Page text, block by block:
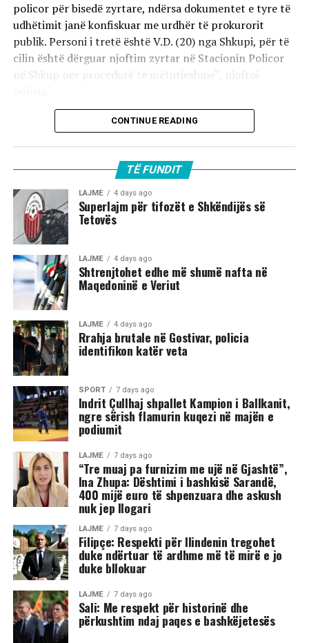
policor për bisedë zyrtare, ndërsa dokumentet e tyre të
udhëtimit janë konfiskuar me urdhër të prokurorit
publik. Personi i tretë është V.D. (20) nga Shkupi, për të
cilin është dërguar njoftim zyrtar në Stacionin Policor
në Shkup për procedurë të mëtutjeshme“, njoftoi
Ata theksojnë se ndaj të treve do të zbatohet një
procedurë e përshpejtuar para gjykatës sapo të
autoriteteve, sulmi ka ndodhur në orët e para të
mëngjesit të 2 gushtit në rrugën „Borçe Jovanoski“, ku
dy të rinj janë goditur me mjete dhe shkopinj druri.
Në rrjetet sociale u shfaq një video-incizim shqetësues
nga Gostivari, në të cilin shfaqet një përleshje e ashpër
fizike mes një grupi më të madh të rinjsh.
Sipas informacioneve të publikuara, gjatë rrahjes, njëri
nga djemtë është goditur në pjesën e kokës, pas së cilës
ka rënë në tokë dhe ka mbetur i palëvizshëm.
Përkundër faktit se po shtrihej në rrugë, në incizim
shihet se sulmi ka vazhduar me goditje të shumta ndaj
trupit të tij, gjë që ka shkaktuar reagime dhe dënime të
ashpra në rrjetet sociale.(INA)
CONTINUE READING
TË FUNDIT
LAJME 4 days ago
Superlajm për tifozët e Shkëndijës së
Tetovës
LAJME 4 days ago
Shtrenjtohet edhe më shumë nafta në
Maqedoninë e Veriut
LAJME 4 days ago
Rrahja brutale në Gostivar, policia
identifikon katër veta
SPORT 7 days ago
Indrit Çullhaj shpallet Kampion i Ballkanit,
ngre sërish flamurin kuqezi në majën e
podiumit
LAJME 7 days ago
“Tre muaj pa furnizim me ujë në Gjashtë”,
Ina Zhupa: Dështimi i bashkisë Sarandë,
400 mijë euro të shpenzuara dhe askush
nuk jep llogari
LAJME 7 days ago
Filipçe: Respekti për Ilindenin tregohet
duke ndërtuar të ardhme më të mirë e jo
duke bllokuar
LAJME 7 days ago
Sali: Me respekt për historinë dhe
përkushtim ndaj paqes e bashkëjetesës